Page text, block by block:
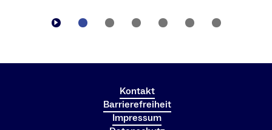
Kontakt
Barrierefreiheit
Impressum